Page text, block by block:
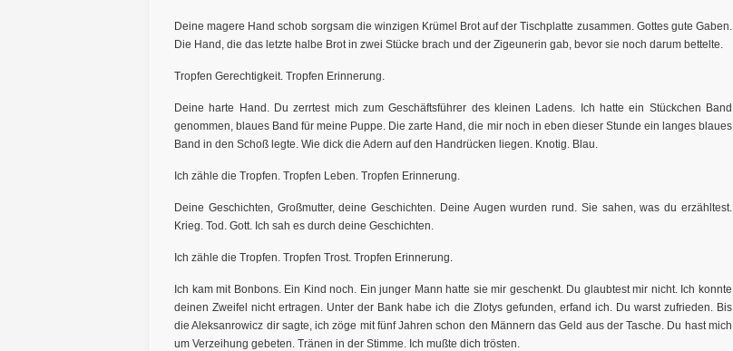
Deine magere Hand schob sorgsam die winzigen Krümel Brot auf der Tischplatte zusammen. Gottes gute Gaben.
Die Hand, die das letzte halbe Brot in zwei Stücke brach und der Zigeunerin gab, bevor sie noch darum bettelte.
Tropfen Gerechtigkeit. Tropfen Erinnerung.
Deine harte Hand. Du zerrtest mich zum Geschäftsführer des kleinen Ladens. Ich hatte ein Stückchen Band
genommen, blaues Band für meine Puppe. Die zarte Hand, die mir noch in eben dieser Stunde ein langes blaues
Band in den Schoß legte. Wie dick die Adern auf den Handrücken liegen. Knotig. Blau.
Ich zähle die Tropfen. Tropfen Leben. Tropfen Erinnerung.
Deine Geschichten, Großmutter, deine Geschichten. Deine Augen wurden rund. Sie sahen, was du erzähltest.
Krieg. Tod. Gott. Ich sah es durch deine Geschichten.
Ich zähle die Tropfen. Tropfen Trost. Tropfen Erinnerung.
Ich kam mit Bonbons. Ein Kind noch. Ein junger Mann hatte sie mir geschenkt. Du glaubtest mir nicht. Ich konnte
deinen Zweifel nicht ertragen. Unter der Bank habe ich die Zlotys gefunden, erfand ich. Du warst zufrieden. Bis
die Aleksanrowicz dir sagte, ich zöge mit fünf Jahren schon den Männern das Geld aus der Tasche. Du hast mich
um Verzeihung gebeten. Tränen in der Stimme. Ich mußte dich trösten.